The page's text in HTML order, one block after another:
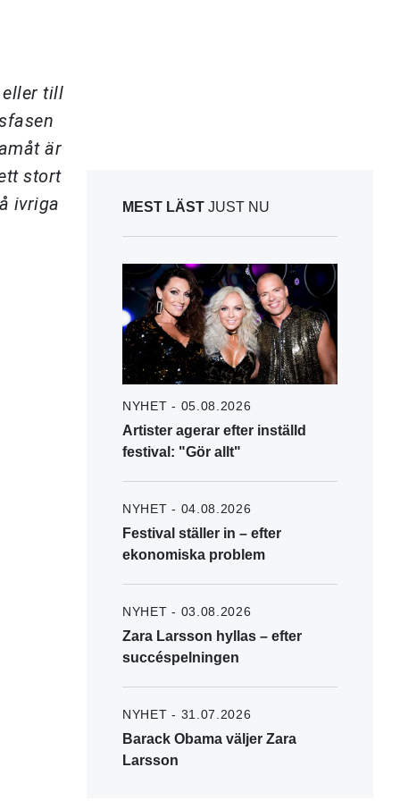
eller till
är
stort
ivriga
MEST LÄST JUST NU
NYHET - 05.08.2026
Artister agerar efter inställd
festival: "Gör allt"
NYHET - 04.08.2026
Festival ställer in – efter
ekonomiska problem
NYHET - 03.08.2026
Zara Larsson hyllas – efter
succéspelningen
NYHET - 31.07.2026
Barack Obama väljer Zara
Larsson